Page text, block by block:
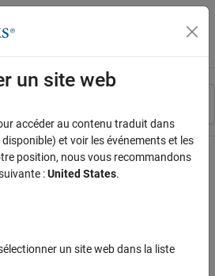
l'affichage du menu
un site web
accéder au contenu traduit dans
et voir les événements et les
position, nous vous recommandons
:United States.
un site web dans la liste